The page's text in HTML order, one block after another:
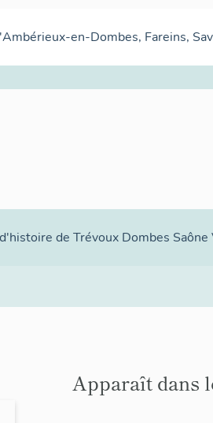
en-Dombes, Fareins,
de Trévoux Dombes Saône
Apparaît dans